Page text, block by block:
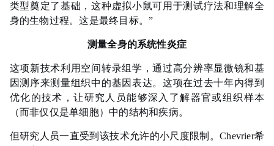
类型奠定了基础，这种虚拟小鼠可用于测试疗法和理解全
身的生物过程。这是最终目标。”
测量全身的系统性炎症
这项新技术利用空间转录组学，通过高分辨率显微镜和基
因测序来测量组织中的基因表达。这项在过去十年内得到
优化的技术，让研究人员能够深入了解器官或组织样本
（而非仅仅是单细胞）中的结构和疾病。
但研究人员一直受到该技术允许的小尺度限制。Chevrier希